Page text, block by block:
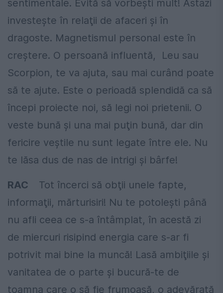
sentimentale. Evită să vorbeşti mult! Astazi
investeşte în relaţii de afaceri şi în
dragoste. Magnetismul personal este în
creştere. O persoană influentă, Leu sau
Scorpion, te va ajuta, sau mai curând poate
să te ajute. Este o perioadă splendidă ca să
începi proiecte noi, să legi noi prietenii. O
veste bună şi una mai puţin bună, dar din
fericire veştile nu sunt legate între ele. Nu
te lăsa dus de nas de intrigi şi bârfe!
RAC
Tot încerci să obţii unele fapte,
informaţii, mărturisiri! Nu te potoleşti până
nu afli ceea ce s-a întâmplat, în acestă zi
de miercuri risipind energia care s-ar fi
potrivit mai bine la muncă! Lasă ambiţiile şi
vanitatea de o parte şi bucură-te de
toamna care o să fie frumoasă, o adevărată